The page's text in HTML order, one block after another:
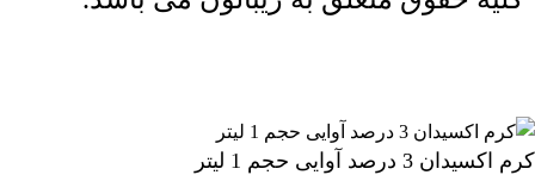
کرم اکسیدان 3 درصد آوایی حجم 1 لیتر